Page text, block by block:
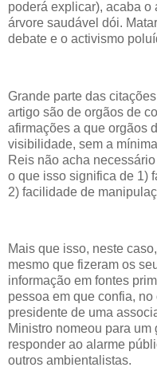
poderá explicar), acaba o
árvore saudável dói.
debate e o activismo
Grande parte das
artigo são de orgãos de
afirmações a que orgãos
visibilidade, sem a
Reis não acha
o que isso significa de 1)
2) facilidade de
Mais que isso, neste
mesmo que fizeram os
informação em fontes
pessoa em que confia,
presidente de uma
Ministro nomeou para
responder ao alarme
outros ambientalistas.